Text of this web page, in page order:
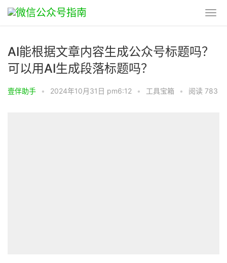
AI能根据文章内容生成公众号标题吗？
可以用AI生成段落标题吗？
壹伴助手 • 2024年10月31日 pm6:12 • 工具宝箱 • 阅读 783